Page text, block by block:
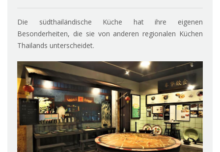
Die südthailändische Küche hat ihre eigenen
Besonderheiten, die sie von anderen regionalen Küchen
Thailands unterscheidet.